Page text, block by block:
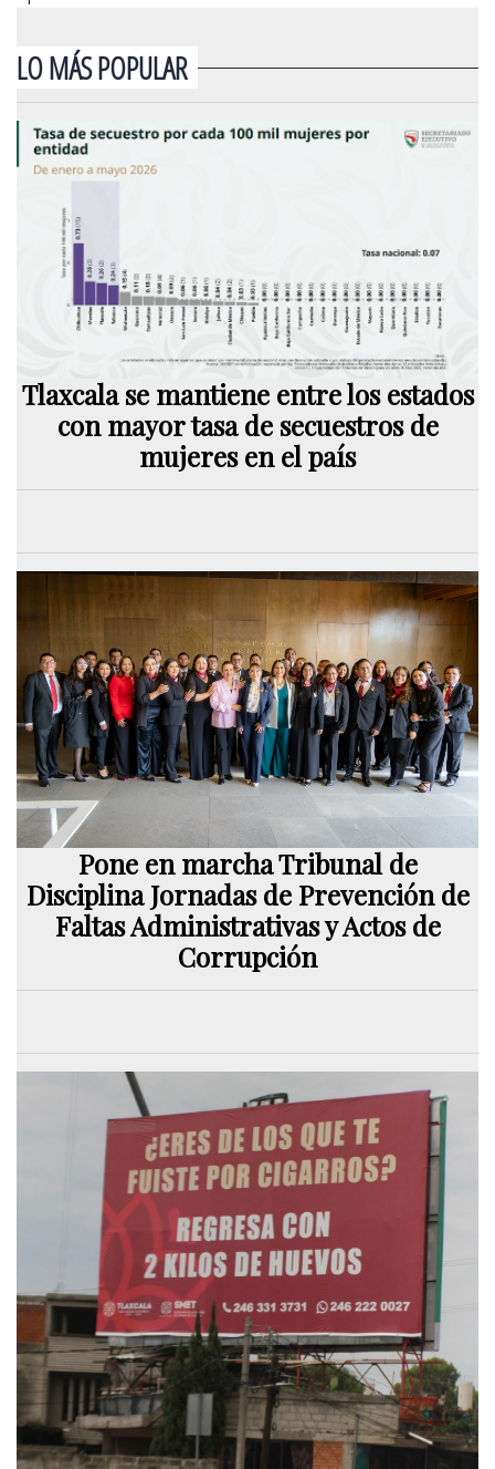
LO MÁS POPULAR
Tlaxcala se mantiene entre los estados
con mayor tasa de secuestros de
mujeres en el país
Pone en marcha Tribunal de
Disciplina Jornadas de Prevención de
Faltas Administrativas y Actos de
Corrupción